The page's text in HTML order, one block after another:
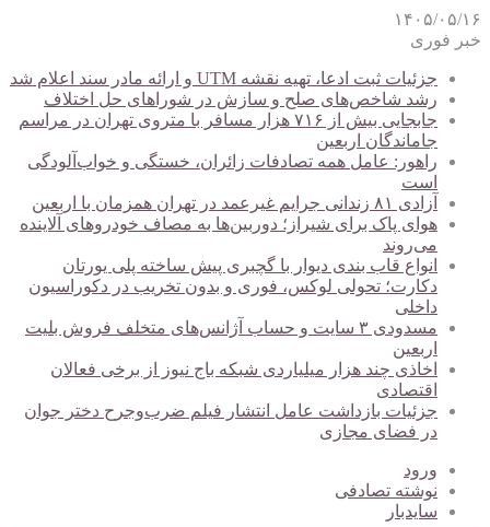
۱۴۰۵/۰۵/۱۶
خبر فوری
جزئیات ثبت ادعا، تهیه نقشه UTM و ارائه مادر سند اعلام شد
رشد شاخص‌های صلح و سازش در شوراهای حل اختلاف
جابجایی بیش از ۷۱۶ هزار مسافر با متروی تهران در مراسم
جاماندگان اربعین
راهور: عامل همه تصادفات زائران، خستگی و خواب‌آلودگی
است
آزادی ۸۱ زندانی جرایم غیرعمد در تهران همزمان با اربعین
هوای پاک برای شیراز؛ دوربین‌ها به مصاف خودروهای آلاینده
می‌روند
انواع قاب بندی دیوار با گچبری پیش ساخته پلی یورتان
دکارت؛ تحولی لوکس، فوری و بدون تخریب در دکوراسیون
داخلی
مسدودی ۳ سایت و حساب آژانس‌های متخلف فروش بلیت
اربعین
اخاذی چند هزار میلیاردی شبکه باج نیوز از برخی فعالان
اقتصادی
جزئیات بازداشت عامل انتشار فیلم ضرب‌وجرح دختر جوان
در فضای مجازی
ورود
نوشته تصادفی
سایدبار